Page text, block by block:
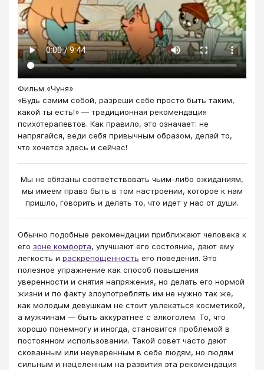
Фильм «Чуня»
«Будь самим собой, разреши себе просто быть таким,
какой ты есть!» — традиционная рекомендация
психотерапевтов. Как правило, это означает: не
напрягайся, веди себя привычным образом, делай то,
что хочется здесь и сейчас!
Мы не обязаны соответствовать чьим-либо ожиданиям,
мы имеем право быть в том настроении, которое к нам
пришло, говорить и делать то, что идет у нас от души.
Обычно подобные рекомендации приближают человека к
его зоне комфорта, улучшают его состояние, дают ему
легкость и раскрепощенность его поведения. Это
полезное упражнение как способ повышения
уверенности и снятия напряжения, но делать его нормой
жизни и по факту злоупотреблять им не нужно так же,
как молодым девушкам не стоит увлекаться косметикой,
а мужчинам — быть аккуратнее с алкоголем. То, что
хорошо понемногу и иногда, становится проблемой в
постоянном использовании. Такой совет часто дают
скованным или неуверенным в себе людям, но людям
сильным и нацеленным на развития эта рекомендация